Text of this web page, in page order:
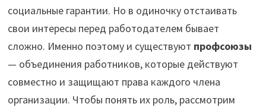
социальные гарантии. Но в одиночку отстаивать
свои интересы перед работодателем бывает
сложно. Именно поэтому и существуют профсоюзы
— объединения работников, которые действуют
совместно и защищают права каждого члена
организации. Чтобы понять их роль, рассмотрим